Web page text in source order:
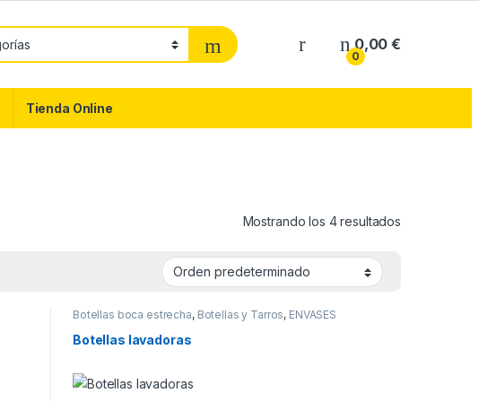
0
0,00€
Tienda Online
Mostrando los 4 resultados
Botellas boca estrecha, Botellas y Tarros, ENVASES
Botellas lavadoras